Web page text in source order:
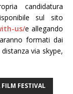
candidatura
sul sito
us/e allegando
formati dai
via skype,
FESTIVAL